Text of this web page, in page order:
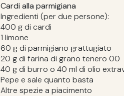
Cardi alla parmigiana
Ingredienti (per due persone):
400 g di cardi
1 limone
60 g di parmigiano grattugiato
20 g di farina di grano tenero 00
40 g di burro o 40 ml di olio
Pepe e sale quanto basta
Altre spezie a piacimento